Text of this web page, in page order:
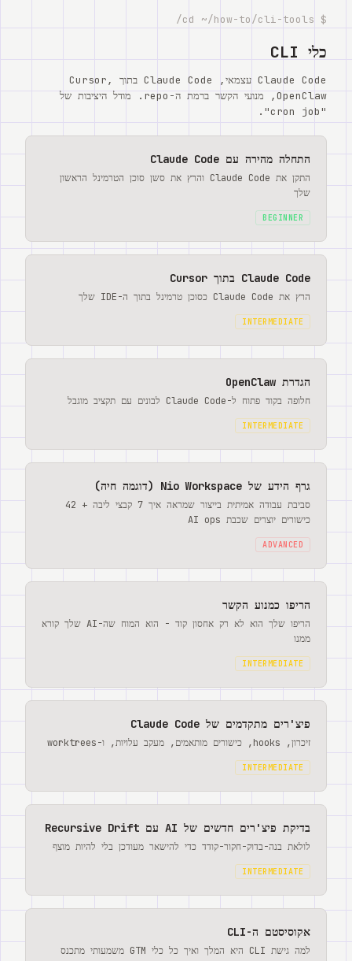
$ cd ~/how-to/cli-tools/
כלי CLI
Claude Code עצמאי, Claude Code בתוך Cursor,
OpenClaw, מנועי הקשר ברמת ה-repo. מודל היציבות של
"cron job".
התחלה מהירה עם Claude Code
התקן את Claude Code והרץ את סשן סוכן הטרמינל הראשון
שלך
BEGINNER
Claude Code בתוך Cursor
הרץ את Claude Code כסוכן טרמינל בתוך ה-IDE שלך
INTERMEDIATE
הגדרת OpenClaw
חלופה בקוד פתוח ל-Claude Code לבונים עם תקציב מוגבל
INTERMEDIATE
גרף הידע של Nio Workspace (דוגמה חיה)
סביבת עבודה אמיתית בייצור שמראה איך 7 קבצי ליבה + 42
כישורים יוצרים שכבת AI ops
ADVANCED
הריפו כמנוע הקשר
הריפו שלך הוא לא רק אחסון קוד - הוא המוח שה-AI שלך קורא
ממנו
INTERMEDIATE
פיצ'רים מתקדמים של Claude Code
זיכרון, hooks, כישורים מותאמים, מעקב עלויות, ו-worktrees
INTERMEDIATE
בדיקת פיצ'רים חדשים של AI עם Recursive Drift
לולאת בנה-בדוק-חקור-קודד כדי להישאר מעודכן בלי להיות מוצף
INTERMEDIATE
אקוסיסטם ה-CLI
למה גישת CLI היא המלך ואיך כל כלי GTM משמעותי מתכנס